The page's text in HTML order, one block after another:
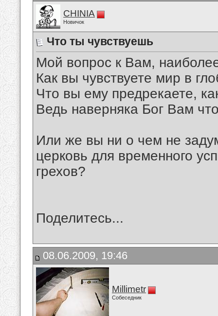
CHINIA
Новичок
Что ты чувствуешь
Мой вопрос к Вам,
Как вы чувствуете мир в
Что вы ему предрекаете,
Ведь наверняка Бог Вам
Или же вы ни о чем не
церковь для временного
грехов?
Поделитесь...
08.06.2009, 19:46
Millimetr
Собеседник